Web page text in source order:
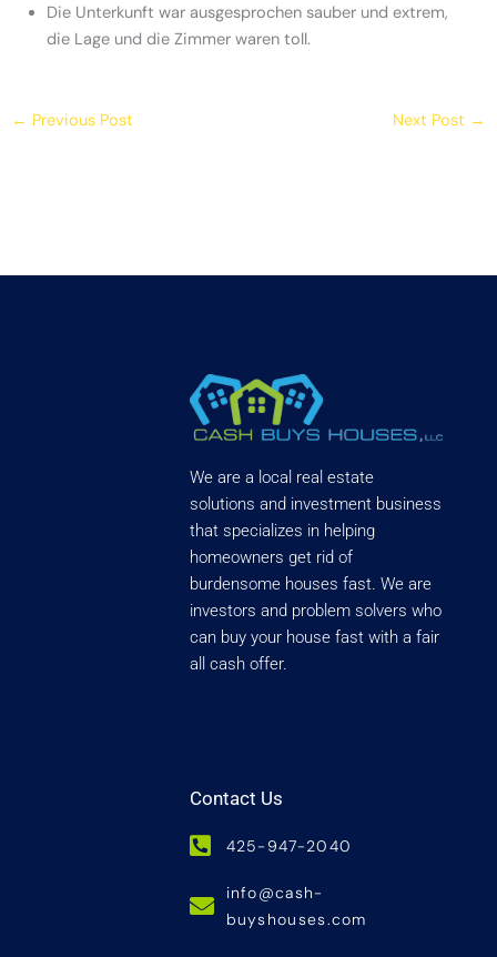
Die Unterkunft war ausgesprochen sauber und extrem,
die Lage und die Zimmer waren toll.
← Previous Post Next Post →
We are a local real estate
solutions and investment business
that specializes in helping
homeowners get rid of
burdensome houses fast. We are
investors and problem solvers who
can buy your house fast with a fair
all cash offer.
Contact Us
425-947-2040
info@cash-
buyshouses.com